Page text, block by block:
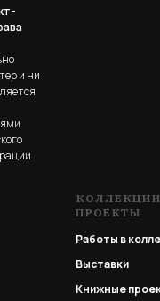
и ни
ПРОЕКТЫ
Работы в
Выставки
Книжные